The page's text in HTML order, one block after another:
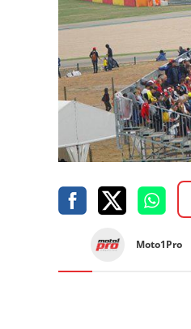
Moto1Pro